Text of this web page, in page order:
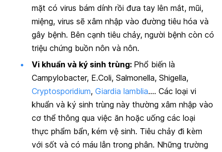
mặt có virus bám dính rồi đưa tay lên mắt, mũi,
miệng, virus sẽ xâm nhập vào đường tiêu hóa và
gây bệnh. Bên cạnh tiêu chảy, người bệnh còn có
triệu chứng buồn nôn và nôn.
Vi khuẩn và ký sinh trùng: Phổ biến là
Campylobacter, E.Coli, Salmonella, Shigella,
Cryptosporidium, Giardia lamblia…. Các loại vi
khuẩn và ký sinh trùng này thường xâm nhập vào
cơ thể thông qua việc ăn hoặc uống các loại
thực phẩm bẩn, kém vệ sinh. Tiêu chảy đi kèm
với sốt và có máu lẫn trong phân. Những trường